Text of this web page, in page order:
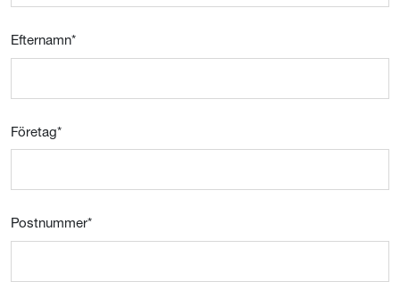
Efternamn*
Företag*
Postnummer*